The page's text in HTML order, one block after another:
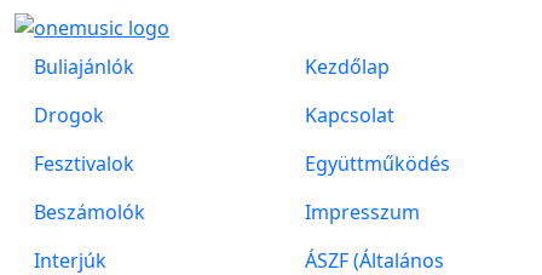
Buliajánlók
Drogok
Fesztivalok
Beszámolók
Interjúk
Kezdőlap
Kapcsolat
Együttműködés
Impresszum
ÁSZF (Általános